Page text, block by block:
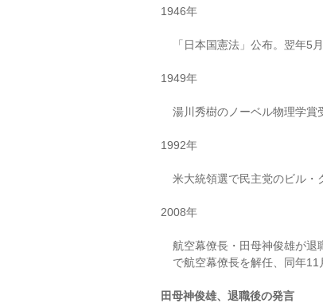
1946年
「日本国憲法」公布。翌年5
1949年
湯川秀樹のノーベル物理学賞
1992年
米大統領選で民主党のビル・
2008年
航空幕僚長・田母神俊雄が
で航空幕僚長を解任、同年11
田母神俊雄、退職後の発言